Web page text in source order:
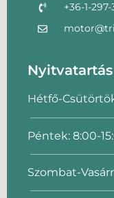
+36-1-
Nyitvatartás
Hétfő-
Péntek: 8:00-
Szombat-